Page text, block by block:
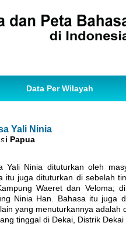
Data Per Wilayah
Yali Ninia
Papua
Yali Ninia dituturkan oleh
itu juga dituturkan di sebelah
Waeret dan Veloma;
Ninia Han. Bahasa itu juga
yang menuturkannya adalah
tinggal di Dekai, Distrik